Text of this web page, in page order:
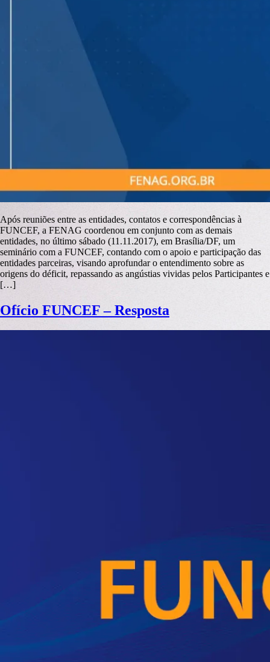
Após reuniões entre as entidades, contatos e correspondências à
FUNCEF, a FENAG coordenou em conjunto com as demais
entidades, no último sábado (11.11.2017), em Brasília/DF, um
seminário com a FUNCEF, contando com o apoio e participação das
entidades parceiras, visando aprofundar o entendimento sobre as
origens do déficit, repassando as angústias vividas pelos Participantes e
[…]
Ofício FUNCEF – Resposta